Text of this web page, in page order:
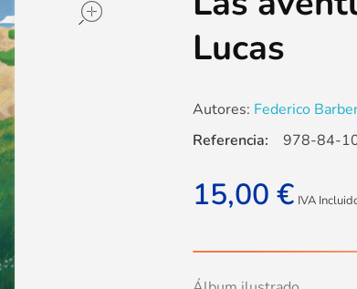
Lucas
Autores: Federico
15,00 € IVA
Referencia: 978-84-